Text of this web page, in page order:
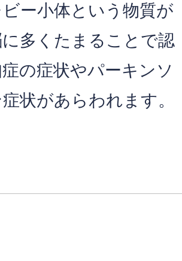
ビー小体という物質が
に多くたまることで認
の症状やパーキンソ
症状があらわれます。